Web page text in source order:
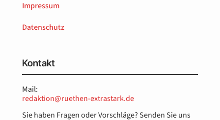
Impressum
Datenschutz
Kontakt
Mail:
redaktion@ruethen-extrastark.de
Sie haben Fragen oder Vorschläge? Senden Sie uns